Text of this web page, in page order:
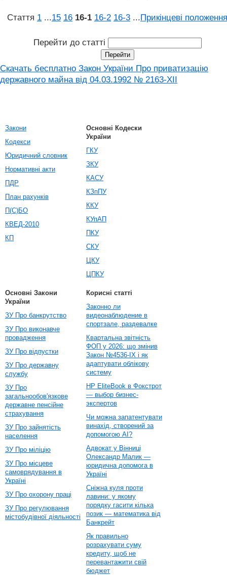
Стаття 1 ...15 16 16‑1 16‑2 16‑3 ...Прикінцеві положення
Перейти до статті
Скачать бесплатно Закон України Про приватизацію
державного майна від 04.03.1992 № 2163-XII
Закони
Кодекси
Юридичний словник
Нормативні акти
ПДР
План рахунків
П(С)БО
КВЕД-2010
КП
Основні Кодески
України
ГКУ
ЗКУ
КАСУ
КЗпПУ
ККУ
КУпАП
ПКУ
СКУ
ЦКУ
ЦПКУ
Основні Закони
України
ЗУ Про банкрутство
ЗУ Про виконавче
провадження
ЗУ Про відпустки
ЗУ Про державну
службу
ЗУ Про
загальнообов'язкове
державне пенсійне
страхування
ЗУ Про зайнятість
населення
ЗУ Про міліцію
ЗУ Про місцеве
самоврядування в
Україні
ЗУ Про охорону праці
ЗУ Про регулювання
містобудівної діяльності
Корисні статті
Законно ли
видеонаблюдение в
спортзале, раздевалке
Квартальна звітність
ФОП у 2026: що змінив
Закон №4536-IX і як
адаптувати облікову
систему
HP EliteBook в Фокстрот
— выбор бизнес-
экспертов
Чи можна запатентувати
винахід, створений за
допомогою AI?
Адвокат у Вінниці
Олександр Малик —
юридична допомога в
Україні
Сніжна куля проти
лавини: у якому
порядку гасити кілька
позик — математика від
Банкрейт
Як правильно
розрахувати суму
кредиту, щоб не
перевантажити свій
бюджет